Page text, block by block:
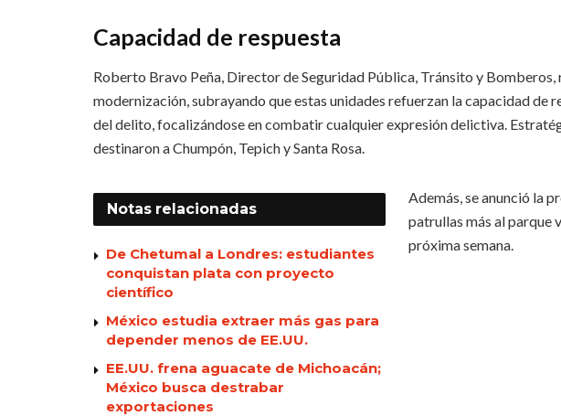
Capacidad de respuesta
Roberto Bravo Peña, Director de Seguridad Pública, Tránsito y
modernización, subrayando que estas unidades refuerzan la capacidad de
del delito, focalizándose en combatir cualquier expresión delictiva.
destinaron a Chumpón, Tepich y Santa Rosa.
Notas relacionadas
De Chetumal a Londres: estudiantes
conquistan plata con proyecto
científico
México estudia extraer más gas para
depender menos de EE.UU.
EE.UU. frena aguacate de Michoacán;
México busca destrabar
exportaciones
Además, se anunció la
patrullas más al parque
próxima semana.